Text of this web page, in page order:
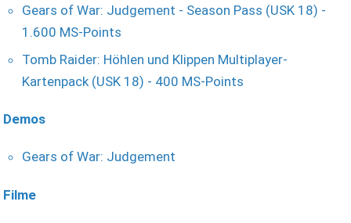
Gears of War: Judgement - Season Pass (USK 18) -
1.600 MS-Points
Tomb Raider: Höhlen und Klippen Multiplayer-
Kartenpack (USK 18) - 400 MS-Points
Demos
Gears of War: Judgement
Filme